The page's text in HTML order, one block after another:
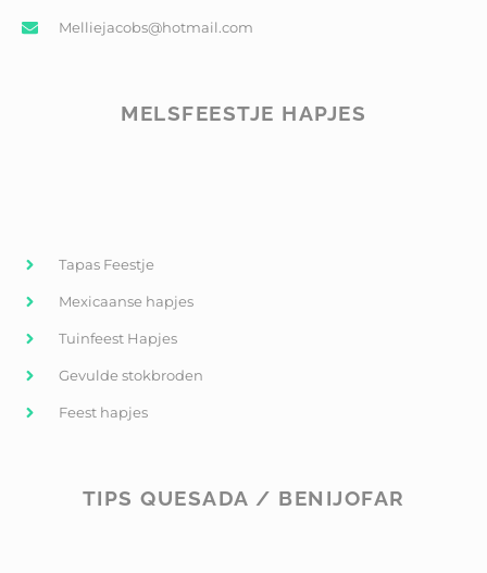
Melliejacobs@hotmail.com
MELSFEESTJE HAPJES
Tapas Feestje
Mexicaanse hapjes
Tuinfeest Hapjes
Gevulde stokbroden
Feest hapjes
TIPS QUESADA / BENIJOFAR